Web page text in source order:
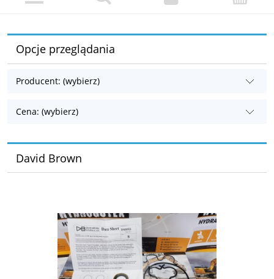
Opcje przeglądania
Producent: (wybierz)
Cena: (wybierz)
David Brown